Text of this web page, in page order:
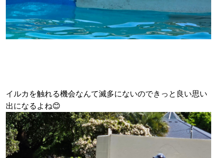
イルカを触れる機会なんて滅多にないのできっと良い思い
出になるよね😊